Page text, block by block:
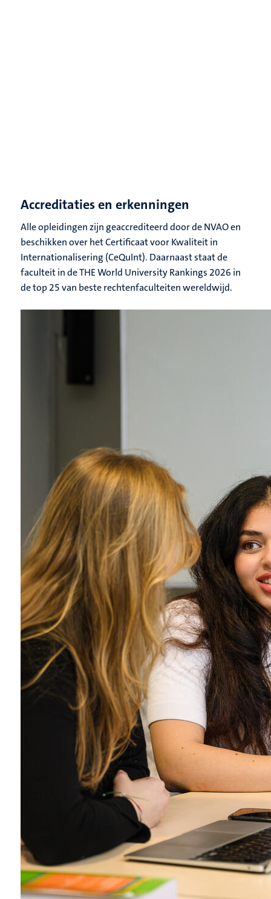
Accreditaties en erkenningen
Alle opleidingen zijn geaccrediteerd door de NVAO en
beschikken over het Certificaat voor Kwaliteit in
Internationalisering (CeQuInt). Daarnaast staat de
faculteit in de THE World University Rankings 2026 in
de top 25 van beste rechtenfaculteiten wereldwijd.